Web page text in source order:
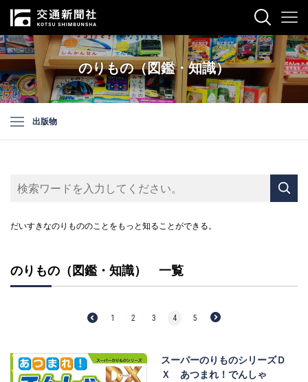
のりもの（図鑑・知識）
出版物
だいすきなのりもののことをもっと知ることができる。
のりもの（図鑑・知識） 一覧
1 2 3 4 5
スーパーのりものシリーズＤ
Ｘ あつまれ！でんしゃ